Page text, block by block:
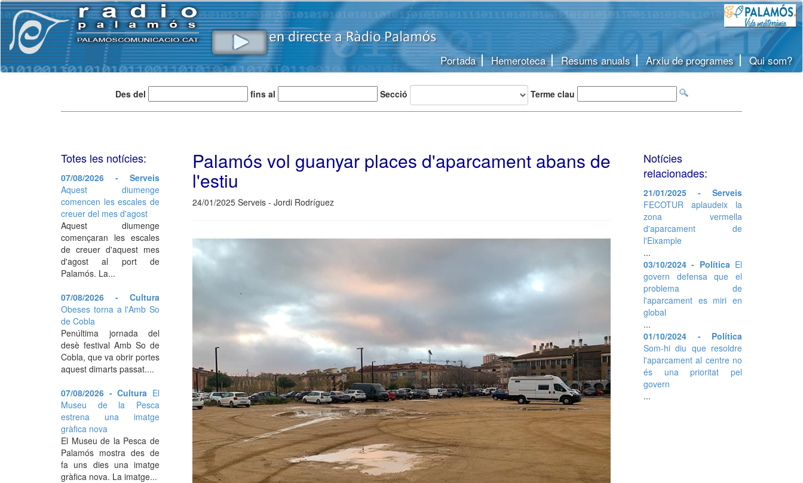
Portada Hemeroteca Resums anuals Arxiu de programes Qui som?
Des del fins al Secció Terme clau
Palamós vol guanyar places d'aparcament abans de
l'estiu
24/01/2025 Serveis - Jordi Rodríguez
Totes les notícies:
07/08/2026 - Serveis
Aquest diumenge
comencen les escales de
creuer del mes d'agost
Aquest diumenge
començaran les escales
de creuer d'aquest mes
d'agost al port de
Palamós. La...
07/08/2026 - Cultura
Obeses torna a l'Amb So
de Cobla
Penúltima jornada del
desè festival Amb So de
Cobla, que va obrir portes
aquest dimarts passat....
07/08/2026 - Cultura El
Museu de la Pesca
estrena una imatge
gràfica nova
El Museu de la Pesca de
Palamós mostra des de
fa uns dies una imatge
gràfica nova. La imatge...
Notícies
relacionades:
21/01/2025 - Serveis
FECOTUR aplaudeix la
zona vermella
d'aparcament de
l'Eixample
...
03/10/2024 - PolíticaEl
govern defensa que el
problema de
l'aparcament es miri en
global
...
01/10/2024 - Política
Som-hi diu que resoldre
l'aparcament al centre no
és una prioritat pel
govern
...